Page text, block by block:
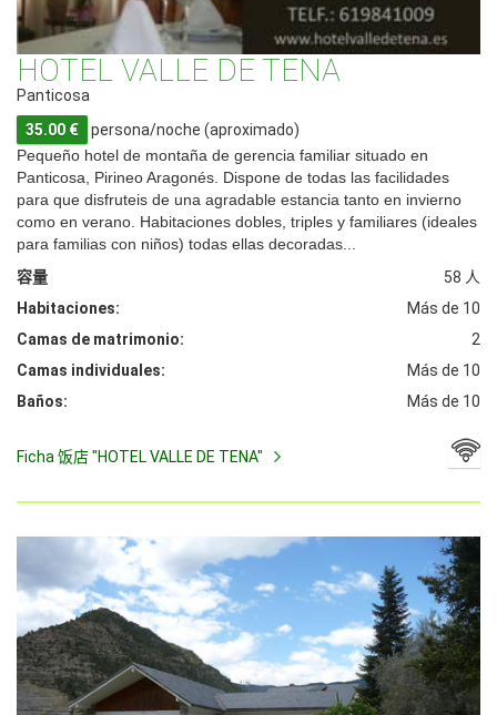
HOTEL VALLE DE TENA
Panticosa
35.00 €
persona/noche (aproximado)
Pequeño hotel de montaña de gerencia familiar situado en
Panticosa, Pirineo Aragonés. Dispone de todas las facilidades
para que disfruteis de una agradable estancia tanto en invierno
como en verano. Habitaciones dobles, triples y familiares (ideales
para familias con niños) todas ellas decoradas...
容量
58 人
Habitaciones:
Más de 10
Camas de matrimonio:
2
Camas individuales:
Más de 10
Baños:
Más de 10
Ficha 饭店 "HOTEL VALLE DE TENA"